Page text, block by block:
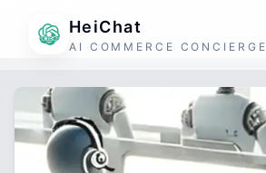
HeiChat
AI COMMERCE CONCIERGE